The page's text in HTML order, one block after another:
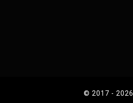
© 2017 - 2026